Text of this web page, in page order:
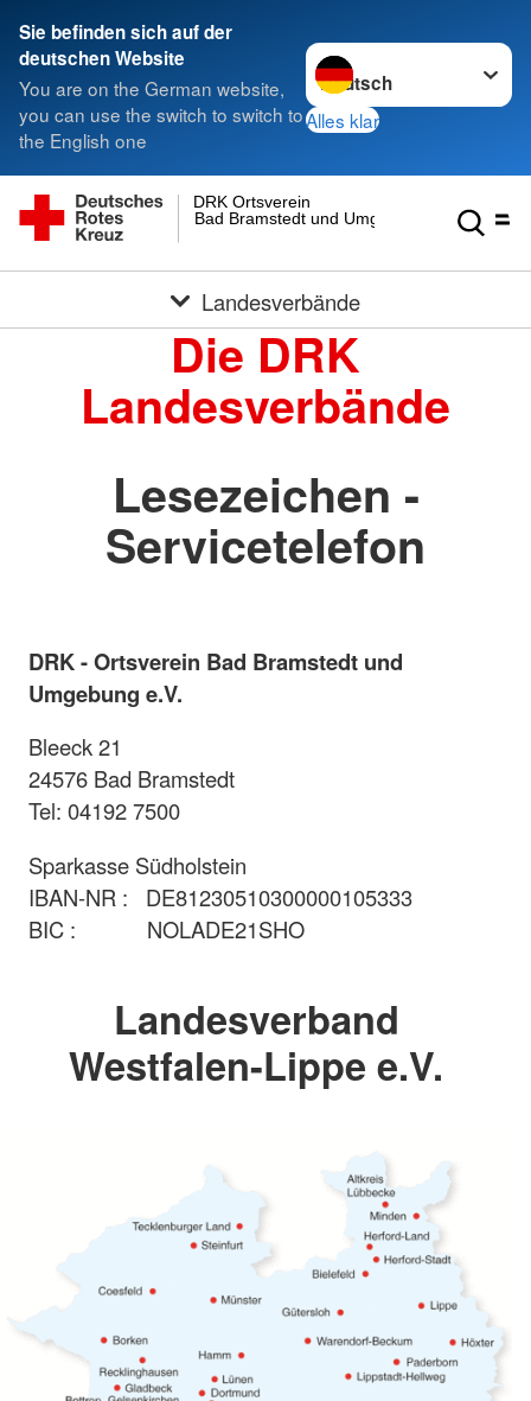
Sie befinden sich auf der
deutschen Website
You are on the German website,
you can use the switch to switch to
the English one
Sprache wechseln zu
Alles klar
Bad Bramstedt und Umgebung e.V.
DRK Ortsverein
Landesverbände
Die DRK
Landesverbände
Lesezeichen -
Servicetelefon
DRK - Ortsverein Bad Bramstedt und
Umgebung e.V.
Bleeck 21
24576 Bad Bramstedt
Tel: 04192 7500
Sparkasse Südholstein
IBAN-NR : DE81230510300000105333
BIC : NOLADE21SHO
Landesverband
Westfalen-Lippe e.V.